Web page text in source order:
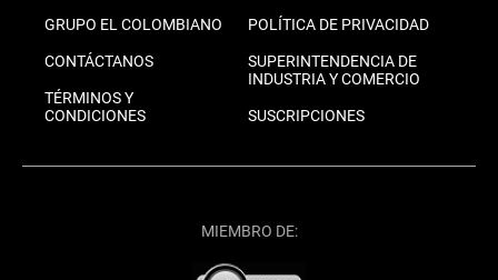
GRUPO EL COLOMBIANO
CONTÁCTANOS
TÉRMINOS Y
CONDICIONES
POLÍTICA DE PRIVACIDAD
SUPERINTENDENCIA DE
INDUSTRIA Y COMERCIO
SUSCRIPCIONES
MIEMBRO DE: